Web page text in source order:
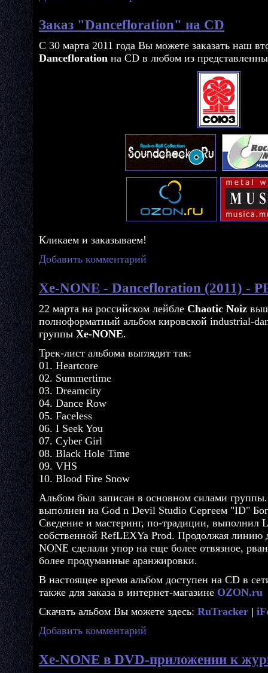
Заказ "Dancefloration" на CD
С 30 марта 2011 года Вы можете заказать наш
Dancefloration на CD в любом из
Кликаем и заказываем!
Добавить комментарий
Xe-NONE - Dancefloration (2011) -
22 марта на российском лейбле Chaotic Noiz
полноформатный альбом кировской industrial-
группы Xe-NONE.
Трек-лист альбома выглядит так:
01. Heartcore
02. Summertime
03. Dreamcity
04. Dance Row
05. Faceless
06. I Seek You
07. Cyber Girl
08. Black Hole Time
09. VHS
10. Blood Fire Snow
Альбом был записан в основном силами
выполнен на God n Devil Studio Сергеем "ID"
Сведение и мастеринг, по-традиции, выполнил
собственной RefLEXYa Prod. Продолжая линию
NONE сделали упор на еще более отвязное,
более продуманные аранжировки.
В настоящее время альбом доступен на CD в
также для заказа в интернет-магазине OZON.ru
Скачать альбом Вы можете здесь: RuTracker |
Добавить комментарий
Xe-NONE в DVD-приложении к